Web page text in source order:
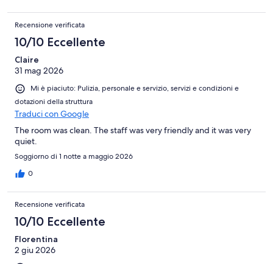
Recensione verificata
10/10 Eccellente
Claire
31 mag 2026
Mi è piaciuto: Pulizia, personale e servizio, servizi e condizioni e
dotazioni della struttura
Traduci con Google
The room was clean. The staff was very friendly and it was very
quiet.
Soggiorno di 1 notte a maggio 2026
0
Recensione verificata
10/10 Eccellente
Florentina
2 giu 2026